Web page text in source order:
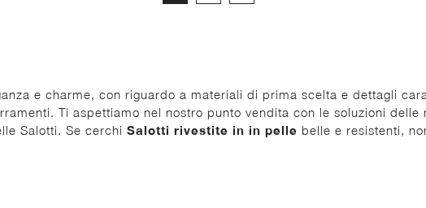
e charme, con riguardo a materiali di prima scelta e dettagli
Ti aspettiamo nel nostro punto vendita con le soluzioni
Salotti. Se cerchi Salotti rivestite in in pelle belle e resistenti,